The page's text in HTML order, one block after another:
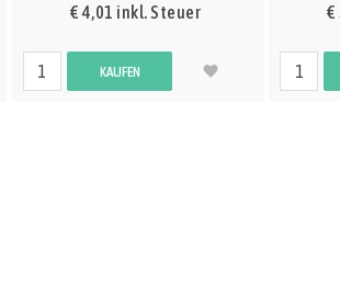
€ 4,01 inkl. Steuer
KAUFEN
€